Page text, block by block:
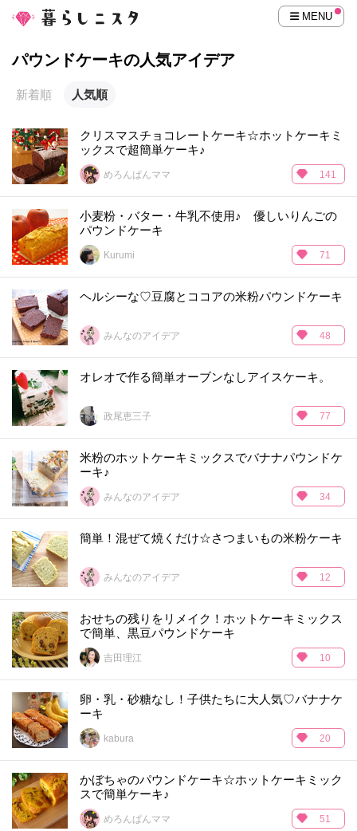
MENU
パウンドケーキの人気アイデア
新着順 人気順
クリスマスチョコレートケーキ☆ホットケーキミ
ックスで超簡単ケーキ♪
めろんぱんママ 141
小麦粉・バター・牛乳不使用♪ 優しいりんごの
パウンドケーキ
Kurumi 71
ヘルシーな♡豆腐とココアの米粉パウンドケーキ
みんなのアイデア 48
オレオで作る簡単オーブンなしアイスケーキ。
政尾恵三子 77
米粉のホットケーキミックスでバナナパウンドケ
ーキ♪
みんなのアイデア 34
簡単！混ぜて焼くだけ☆さつまいもの米粉ケーキ
みんなのアイデア 12
おせちの残りをリメイク！ホットケーキミックス
で簡単、黒豆パウンドケーキ
吉田理江 10
卵・乳・砂糖なし！子供たちに大人気♡バナナケ
ーキ
kabura 20
かぼちゃのパウンドケーキ☆ホットケーキミック
スで簡単ケーキ♪
めろんぱんママ 51